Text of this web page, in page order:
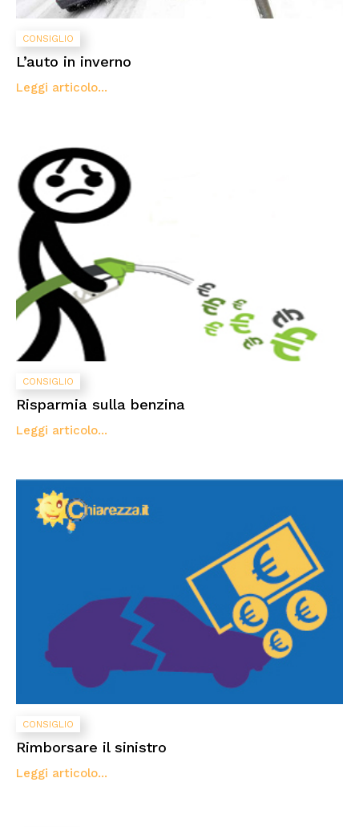
CONSIGLIO
L’auto in inverno
Leggi articolo...
CONSIGLIO
Risparmia sulla benzina
Leggi articolo...
CONSIGLIO
Rimborsare il sinistro
Leggi articolo...